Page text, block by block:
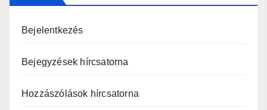
Bejelentkezés
Bejegyzések hírcsatorna
Hozzászólások hírcsatorna